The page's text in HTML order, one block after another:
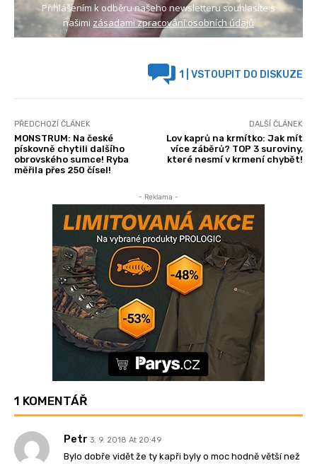
Přihlášením k odběru našeho newsletteru souhlasíte s
našimi zásadami zpracování osobních údajů
1 | VSTOUPIT DO DISKUZE
PŘEDCHOZÍ ČLÁNEK
MONSTRUM: Na české
pískovně chytili dalšího
obrovského sumce! Ryba
měřila přes 250 čísel!
DALŠÍ ČLÁNEK
Lov kaprů na krmítko: Jak mít
více záběrů? TOP 3 suroviny,
které nesmí v krmení chybět!
- Reklama -
1 KOMENTÁŘ
Petr 3. 9. 2018 At 20:49
Bylo dobře vidět že ty kapři byly o moc hodně větší než